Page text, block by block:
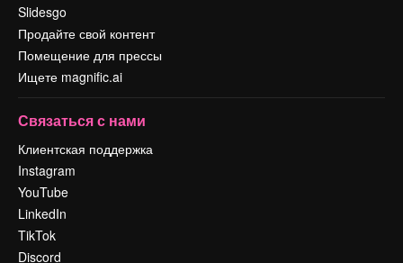
Slidesgo
Продайте свой контент
Помещение для прессы
Ищете magnific.ai
Связаться с нами
Клиентская поддержка
Instagram
YouTube
LinkedIn
TikTok
Discord